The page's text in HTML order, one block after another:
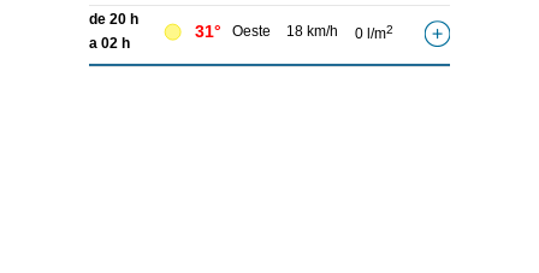
de 20 h
a 02 h
31° Oeste 18 km/h 0 l/m2